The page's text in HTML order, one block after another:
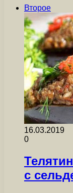
Второе
16.03.2019
0
с